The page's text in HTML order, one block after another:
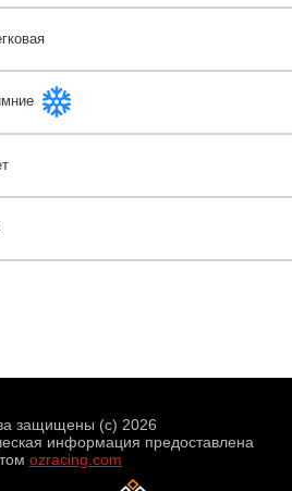
защищены (с) 2026
информация предоставлена
ozracing.com